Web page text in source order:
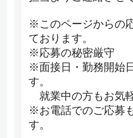
※このページからの
ております。
※応募の秘密厳守
※面接日・勤務開始
す。
就業中の方もお気
※お電話でのご応募
す。